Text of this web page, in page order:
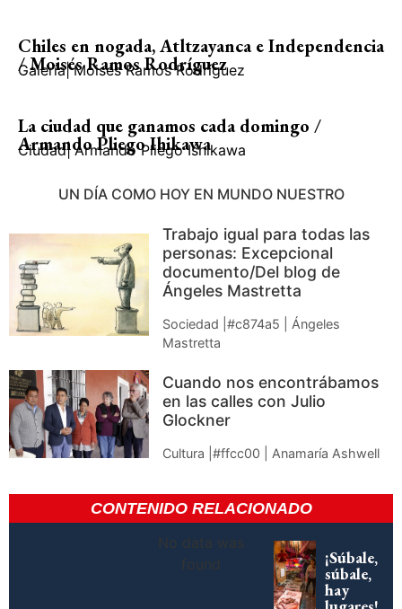
Chiles en nogada, Atltzayanca e Independencia
/ Moisés Ramos Rodríguez
Galería| Moisés Ramos Rodríguez
La ciudad que ganamos cada domingo /
Armando Pliego Ihikawa
Ciudad| Armando Pliego Ishikawa
UN DÍA COMO HOY EN MUNDO NUESTRO
Trabajo igual para todas las
personas: Excepcional
documento/Del blog de
Ángeles Mastretta
Sociedad |#c874a5 | Ángeles
Mastretta
Cuando nos encontrábamos
en las calles con Julio
Glockner
Cultura |#ffcc00 | Anamaría Ashwell
CONTENIDO RELACIONADO
No data was
found
¡Súbale,
súbale,
hay